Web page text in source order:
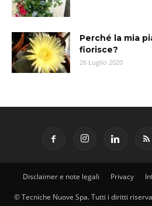
Perché la mia
fiorisce?
26 Luglio 2020
Disclaimer e note legali Privacy
© Tecniche Nuove Spa. Tutti i diritti